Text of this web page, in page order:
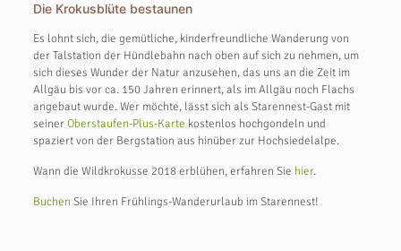
Die Krokusblüte bestaunen
Es lohnt sich, die gemütliche, kinderfreundliche Wanderung von
der Talstation der Hündlebahn nach oben auf sich zu nehmen, um
sich dieses Wunder der Natur anzusehen, das uns an die Zeit im
Allgäu bis vor ca. 150 Jahren erinnert, als im Allgäu noch Flachs
angebaut wurde. Wer möchte, lässt sich als Starennest-Gast mit
seinerOberstaufen-Plus-Karte kostenlos hochgondeln und
spaziert von der Bergstation aus hinüber zur Hochsiedelalpe.
Wann die Wildkrokusse 2018 erblühen, erfahren Sie hier.
Buchen Sie Ihren Frühlings-Wanderurlaub im Starennest!